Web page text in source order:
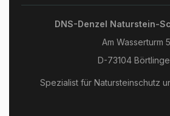
DNS-Denzel Naturstein-
Am Wasserturm 5
D-73104
Spezialist für Natursteinschutz